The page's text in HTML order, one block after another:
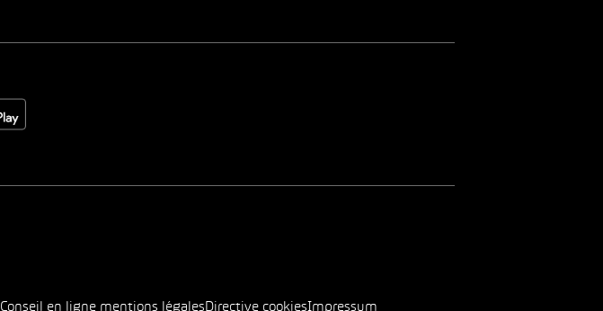
Conseil en ligne mentions légales Directive cookiesImpressum